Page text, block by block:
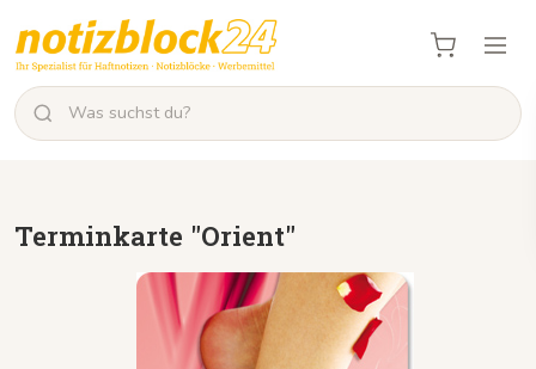
Terminkarte "Orient"